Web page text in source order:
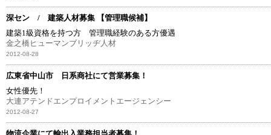
深セン / 建築人材募集 【管理職候補】
建築1級資格を持つ方 管理職経験のある方優遇
金之橋ヒューマンブリッヂ人材
2012-08-28
広東省中山市 日系商社にて営業募集！
女性優先！
大連アテンドエンプロイメントエージェンシー
2012-08-27